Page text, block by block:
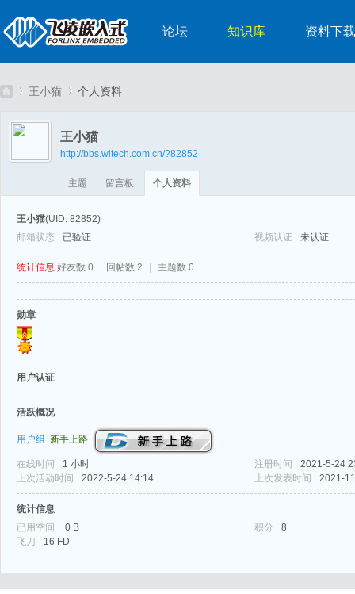
论坛 知识库 资料下载
嵌›
王小猫
›
个人资料
王小猫
http://bbs.witech.com.cn/?82852
主题 留言板 个人资料
王小猫(UID: 82852)
邮箱状态
已验证 视频认证 未认证
统计信息 好友数 0 回帖数 2 主题数 0
勋章
用户认证
活跃概况
用户组 新手上路
在线时间 1 小时 注册时间
2021-5-24
上次活动时间
2022-5-24 14:14 上次发表时间 2021-
统计信息
已用空间
0 B 积分
8
飞刀
16 FD